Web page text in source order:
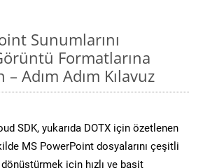
Sunumlarını
Formatlarına
Adım Adım Kılavuz
SDK, yukarıda DOTX için özetlenen
MS PowerPoint dosyalarını çeşitli
için hızlı ve basit